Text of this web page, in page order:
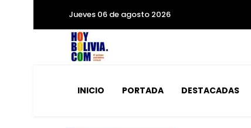
Jueves 06 de agosto 2026
INICIO PORTADA DESTACADAS